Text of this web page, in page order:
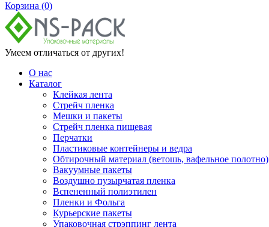
Корзина (0)
Умеем отличаться от других!
О нас
Каталог
Клейкая лента
Стрейч пленка
Мешки и пакеты
Стрейч пленка пищевая
Перчатки
Пластиковые контейнеры и ведра
Обтирочный материал (ветошь, вафельное полотно)
Вакуумные пакеты
Воздушно пузырчатая пленка
Вспененный полиэтилен
Пленки и Фольга
Курьерские пакеты
Упаковочная стрэппинг лента